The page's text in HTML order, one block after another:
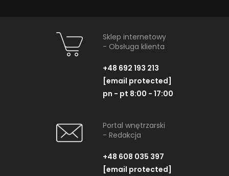
Sklep internetowy
- Obsługa klienta
+48 692 193 213
[email protected]
pn - pt 8:00 - 17:00
Portal wnętrzarski
- Redakcja
+48 608 035 397
[email protected]